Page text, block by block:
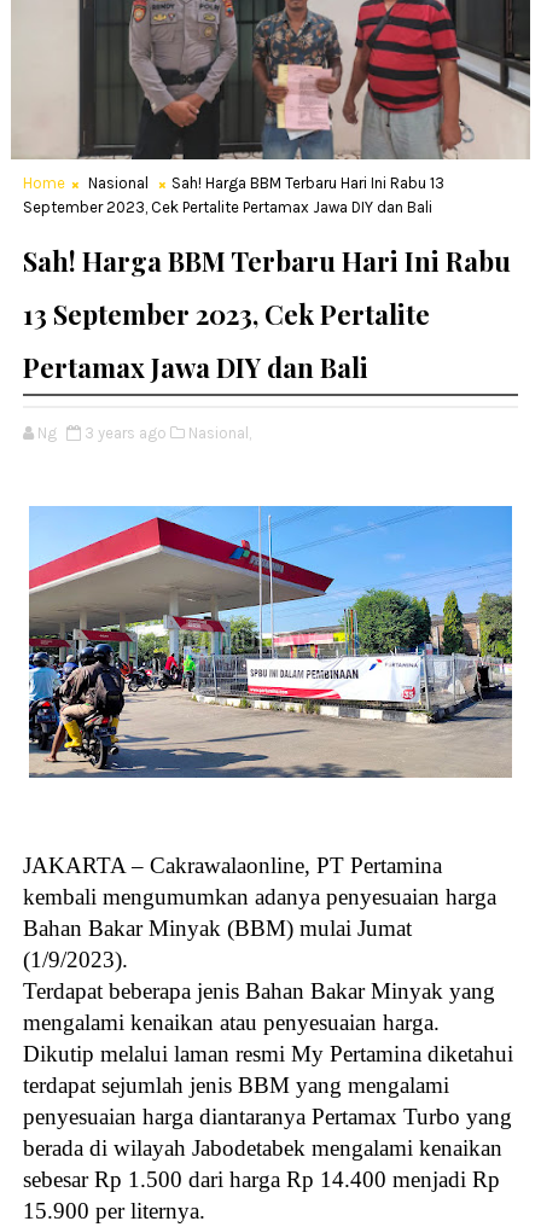
Home Nasional
Sah! Harga BBM Terbaru Hari Ini Rabu 13
September 2023, Cek Pertalite Pertamax Jawa DIY dan Bali
Sah! Harga BBM Terbaru Hari Ini Rabu
13 September 2023, Cek Pertalite
Pertamax Jawa DIY dan Bali
Ng 3 years ago Nasional,
JAKARTA – Cakrawalaonline, PT Pertamina
kembali mengumumkan adanya penyesuaian harga
Bahan Bakar Minyak (BBM) mulai Jumat
(1/9/2023).
Terdapat beberapa jenis Bahan Bakar Minyak yang
mengalami kenaikan atau penyesuaian harga.
Dikutip melalui laman resmi My Pertamina diketahui
terdapat sejumlah jenis BBM yang mengalami
penyesuaian harga diantaranya Pertamax Turbo yang
berada di wilayah Jabodetabek mengalami kenaikan
sebesar Rp 1.500 dari harga Rp 14.400 menjadi Rp
15.900 per liternya.